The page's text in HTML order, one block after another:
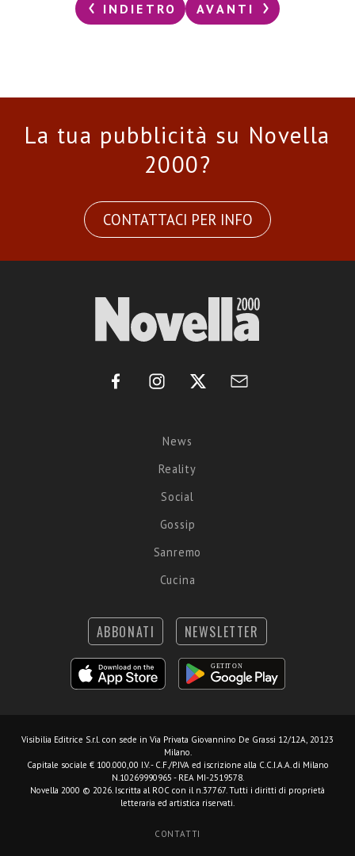
INDIETRO AVANTI
La tua pubblicità su Novella
2000?
CONTATTACI PER INFO
News
Reality
Social
Gossip
Sanremo
Cucina
ABBONATI NEWSLETTER
Visibilia Editrice S.r.l. con sede in Via Privata Giovannino De Grassi 12/12A, 20123
Milano.
Capitale sociale € 100.000,00 I.V. - C.F./P.IVA ed iscrizione alla C.C.I.A.A. di Milano
N.10269990965 - REA MI-2519578.
Novella 2000 © 2026. Iscritta al ROC con il n.37767. Tutti i diritti di proprietà
letteraria ed artistica riservati.
CONTATTI